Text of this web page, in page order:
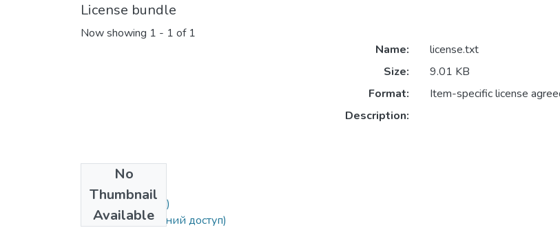
License bundle
Now showing 1 - 1 of 1
No
Thumbnail
Available
Name:
license.txt
Size:
9.01 KB
Format:
Item-specific license
Description:
Collections
Дисертації (КЕБ)
Дисертації (вільний доступ)